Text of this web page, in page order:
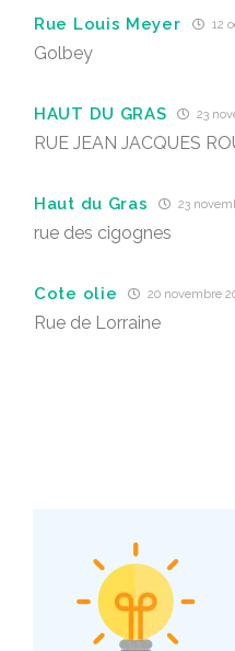
Rue Louis Meyer 12
Golbey
HAUT DU GRAS 23
RUE JEAN JACQUES
Haut du Gras 23
rue des cigognes
Cote olie 20 novembre
Rue de Lorraine